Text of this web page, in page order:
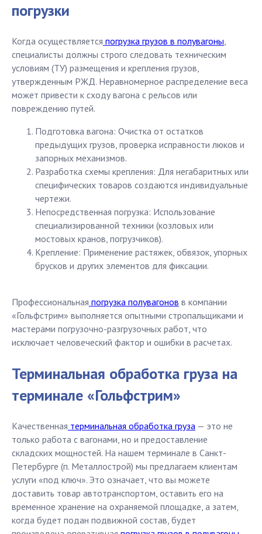
погрузки
Когда осуществляется погрузка грузов в полувагоны,
специалисты должны строго следовать техническим
условиям (ТУ) размещения и крепления грузов,
утвержденным РЖД. Неравномерное распределение веса
может привести к сходу вагона с рельсов или
повреждению путей.
Подготовка вагона: Очистка от остатков
предыдущих грузов, проверка исправности люков и
запорных механизмов.
Разработка схемы крепления: Для негабаритных или
специфических товаров создаются индивидуальные
чертежи.
Непосредственная погрузка: Использование
специализированной техники (козловых или
мостовых кранов, погрузчиков).
Крепление: Применение растяжек, обвязок, упорных
брусков и других элементов для фиксации.
Профессиональная погрузка полувагонов в компании
«Гольфстрим» выполняется опытными стропальщиками и
мастерами погрузочно-разгрузочных работ, что
исключает человеческий фактор и ошибки в расчетах.
Терминальная обработка груза на
терминале «Гольфстрим»
Качественная терминальная обработка груза — это не
только работа с вагонами, но и предоставление
складских мощностей. На нашем терминале в Санкт-
Петербурге (п. Металлострой) мы предлагаем клиентам
услуги «под ключ». Это означает, что вы можете
доставить товар автотранспортом, оставить его на
временное хранение на охраняемой площадке, а затем,
когда будет подан подвижной состав, будет